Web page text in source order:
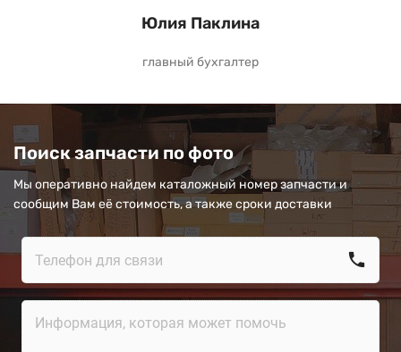
Юлия Паклина
главный бухгалтер
Поиск запчасти по фото
Мы оперативно найдем каталожный номер запчасти и
сообщим Вам её стоимость, а также сроки доставки
call